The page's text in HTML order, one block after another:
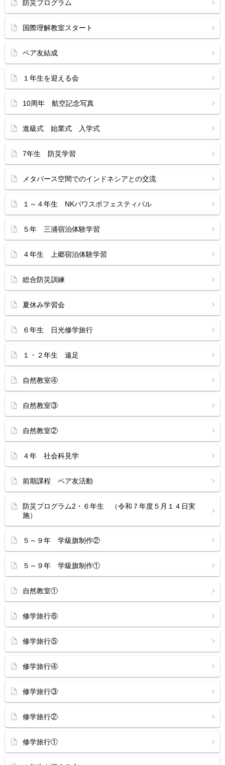
防災プログラム
国際理解教室スタート
ペア友結成
１年生を迎える会
10周年 航空記念写真
進級式 始業式 入学式
7年生 防災学習
メタバース空間でのインドネシアとの交流
１～４年生 NKパワスポフェスティバル
５年 三浦宿泊体験学習
４年生 上郷宿泊体験学習
総合防災訓練
夏休み学習会
６年生 日光修学旅行
１・２年生 遠足
自然教室④
自然教室③
自然教室②
４年 社会科見学
前期課程 ペア友活動
防災プログラム2・６年生 （令和７年度５月１４日実
施）
５～９年 学級旗制作②
５～９年 学級旗制作①
自然教室①
修学旅行⑥
修学旅行⑤
修学旅行④
修学旅行③
修学旅行②
修学旅行①